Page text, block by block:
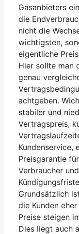
Gasanbieters
die
nicht die
wichtigsten,
eigentliche
Hier sollte man
genau
achtgeben.
stabiler und
Vertragspreis,
Kundenservice,
Preisgarantie
Verbraucher
Grundsätzlich
die Kunden
Preise steigen
Dies liegt auch